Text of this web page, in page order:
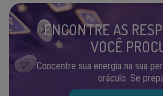
ENCONTRE AS
VOCÊ
Concentre sua energia na sua
oráculo. Se